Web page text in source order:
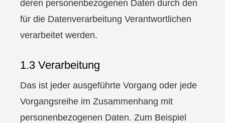
deren personenbezogenen Daten durch den
für die Datenverarbeitung Verantwortlichen
verarbeitet werden.
1.3 Verarbeitung
Das ist jeder ausgeführte Vorgang oder jede
Vorgangsreihe im Zusammenhang mit
personenbezogenen Daten. Zum Beispiel